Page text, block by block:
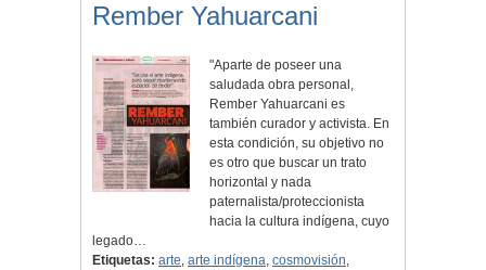
Rember Yahuarcani
"Aparte de poseer una
saludada obra personal,
Rember Yahuarcani es
también curador y activista. En
esta condición, su objetivo no
es otro que buscar un trato
horizontal y nada
paternalista/proteccionista
hacia la cultura indígena, cuyo
legado…
Etiquetas: arte, arte indígena, cosmovisión,